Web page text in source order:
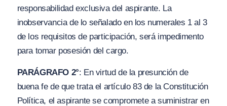
responsabilidad exclusiva del aspirante. La
inobservancia de lo señalado en los numerales 1 al 3
de los requisitos de participación, será impedimento
para tomar posesión del cargo.
PARÁGRAFO 2°: En virtud de la presunción de
buena fe de que trata el artículo 83 de la Constitución
Política, el aspirante se compromete a suministrar en